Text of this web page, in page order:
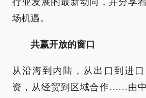
场机遇。
共赢开放的窗口
从沿海到内陆，从出口到进
资，从经贸到区域合作……由